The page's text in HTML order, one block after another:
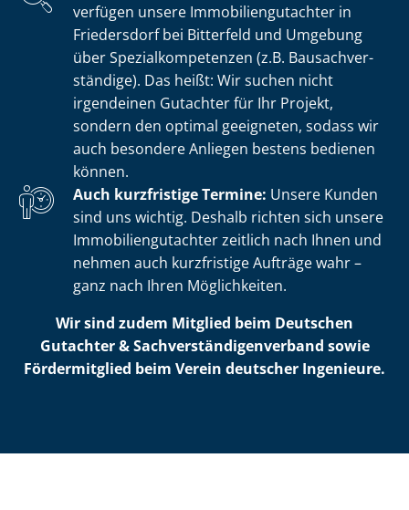
verfügen unsere Im­mo­bi­li­en­gut­ach­ter in
Friedersdorf bei Bitterfeld und Umgebung
über Spe­zi­al­kom­pe­ten­zen (z.B. Bau­sach­ver­
stän­di­ge). Das heißt: Wir suchen nicht
irgendeinen Gutachter für Ihr Projekt,
sondern den optimal geeigneten, sodass wir
auch besondere Anliegen bestens bedienen
können.
Auch kurzfristige Termine: Unsere Kunden
sind uns wichtig. Deshalb richten sich unsere
Im­mo­bi­li­en­gut­ach­ter zeitlich nach Ihnen und
nehmen auch kurzfristige Aufträge wahr –
ganz nach Ihren Möglichkeiten.
Wir sind zudem Mitglied beim Deutschen
Gutachter & Sach­ver­stän­di­gen­ver­band sowie
Fördermitglied beim Verein deutscher Ingenieure.